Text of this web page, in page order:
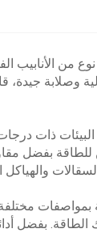
نوع من
ذات
بفضل
بمواصفات
بفضل